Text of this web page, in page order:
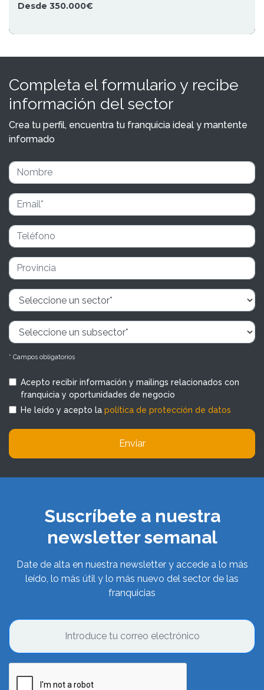
Desde 350.000€
Completa el formulario y recibe
información del sector
Crea tu perfil, encuentra tu franquicia ideal y mantente
informado
* Campos obligatorios
Acepto recibir información y mailings relacionados con
franquicia y oportunidades de negocio
He leído y acepto la política de protección de datos
Enviar
Suscríbete a nuestra
newsletter semanal
Date de alta en nuestra newsletter y accede a lo más
leído, lo más útil y lo más nuevo del sector de las
franquicias